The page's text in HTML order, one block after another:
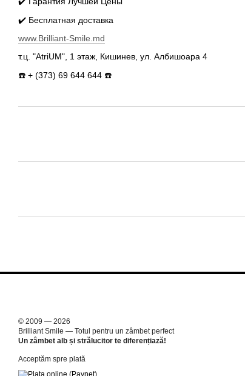
✔️ Бесплатная доставка
www.Brilliant-Smile.md
т.ц. "AtriUM", 1 этаж, Кишинев, ул. Албишоара 4
☎️ + (373) 69 644 644 ☎️
© 2009 — 2026
Brilliant Smile — Totul pentru un zâmbet perfect
Un zâmbet alb și strălucitor te diferențiază!
Acceptăm spre plată